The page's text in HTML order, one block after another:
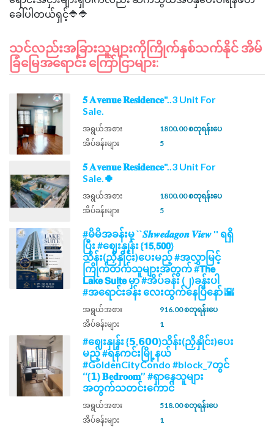
သင်လည်းအခြားသူများကိုကြိုက်နှစ်သက်နိုင် အိမ်
ခြံမြေအရောင်း ကြော်ငြာများ:
𝟓 𝐀𝐯𝐞𝐧𝐮𝐞 𝐑𝐞𝐬𝐢𝐝𝐞𝐧𝐜𝐞"..3 Unit For
Sale.
အရွယ်အစား
1800.00 စတုရန်းပေ
အိပ်ခန်းများ
5
𝟓 𝐀𝐯𝐞𝐧𝐮𝐞 𝐑𝐞𝐬𝐢𝐝𝐞𝐧𝐜𝐞"..3 Unit For
Sale.🍀
အရွယ်အစား
1800.00 စတုရန်းပေ
အိပ်ခန်းများ
5
#မိမိအခန်းမှ ``𝑺𝒉𝒘𝒆𝒅𝒂𝒈𝒐𝒏 𝑽𝒊𝒆𝒘 '' ရရှိ
ပြီး #ဈေးနှုန်း {𝟭𝟱,𝟱𝟬𝟬}
သိန်း(ညှိနှိုင်း)ပေးမည့် #အလွှာမြင့်
ကြိုက်တက်သူများအတွက် #𝗧𝗵𝗲
𝗟𝗮𝗸𝗲 𝗦𝘂𝗶𝘁𝗲 မှာ #အိပ်ခန်း (၂)ခန်းပါ
#အရောင်းခန်း လေးထွက်နေပြီနော် 🌇
အရွယ်အစား
916.00 စတုရန်းပေ
အိပ်ခန်းများ
1
#ဈေးနှုန်း {𝟱,𝟲𝟬𝟬}သိန်း(ညှိနှိုင်း)ပေး
မည့် #ရန်ကင်းမြို့နယ်
#GoldenCityCondo #block_7တွင်
‘‘{𝟭} 𝐁𝐞𝐝𝐫𝐨𝐨𝐦’’ #ရှာနေသူများ
အတွက်သတင်းကောင်
အရွယ်အစား
518.00 စတုရန်းပေ
အိပ်ခန်းများ
1